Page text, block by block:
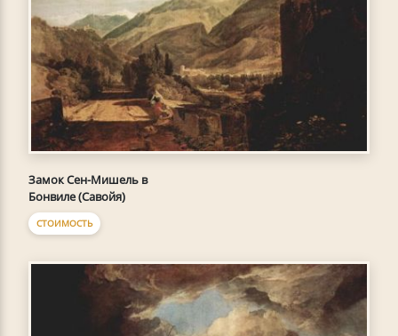
Замок Сен-Мишель в
Бонвиле (Савойя)
СТОИМОСТЬ